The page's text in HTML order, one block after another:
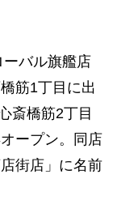
バル旗艦店
筋1丁目に出
斎橋筋2丁目
ープン。同店
街店」に名前